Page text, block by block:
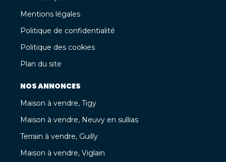
Mentions légales
Politique de confidentialité
Politique des cookies
Plan du site
NOS ANNONCES
Maison à vendre, Tigy
Maison à vendre, Neuvy en sullias
Terrain à vendre, Guilly
Maison à vendre, Viglain